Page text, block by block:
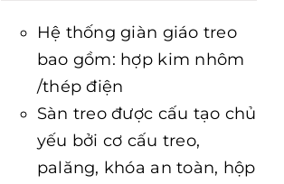
Hệ thống giàn giáo treo
bao gồm: hợp kim nhôm
/thép điện
Sàn treo được cấu tạo chủ
yếu bởi cơ cấu treo,
palăng, khóa an toàn, hộp